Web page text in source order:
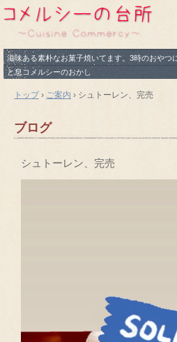
滋味ある素朴なお菓子焼いてます。3時のおやつ
と息コメルシーのおかし
トップ› ご案内 › シュトーレン、完売
ブログ
シュトーレン、完売